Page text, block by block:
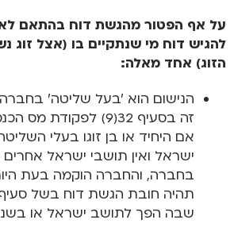
על אף הפטור מהגשת דוח בהתאם
להגיש דוח מי שנתקיים בו (אצל זוג
הזוג) אחד מאלה:
הנישום הוא ׳בעל שליטה׳
זה בסעיף 32(9) לפקודת מס הכנסה.
אם היחיד או בן זוגו בעלי
ישראל ואין תושבי ישראל
בחברה, והחברה הוקמה בעת
תהיה חובת הגשת דוח בשל
שבה הפך לתושב ישראל או